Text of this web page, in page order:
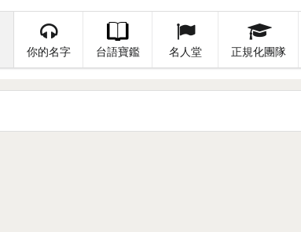
你的名字 台語寶鑑 名人堂 正規化團隊